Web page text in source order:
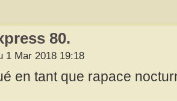
80.
1 Mar 2018 19:18
en tant que rapace